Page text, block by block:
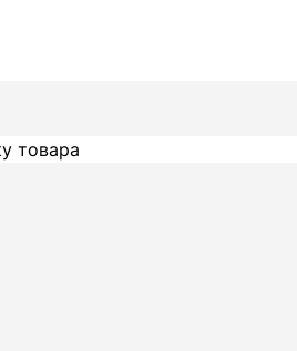
товара